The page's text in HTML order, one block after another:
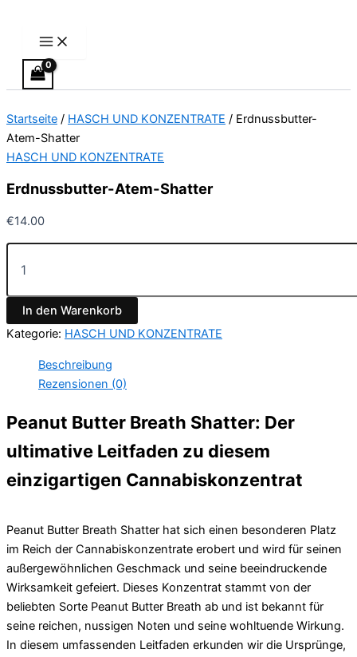
springen
Startseite / HASCH UND KONZENTRATE / Erdnussbutter-
Atem-Shatter
HASCH UND KONZENTRATE
Erdnussbutter-Atem-Shatter
€14.00
Shatter
In den Warenkorb
Kategorie: HASCH UND KONZENTRATE
Beschreibung
Rezensionen (0)
Peanut Butter Breath Shatter: Der
ultimative Leitfaden zu diesem
einzigartigen Cannabiskonzentrat
Peanut Butter Breath Shatter hat sich einen besonderen Platz
im Reich der Cannabiskonzentrate erobert und wird für seinen
außergewöhnlichen Geschmack und seine beeindruckende
Wirksamkeit gefeiert. Dieses Konzentrat stammt von der
beliebten Sorte Peanut Butter Breath ab und ist bekannt für
seine reichen, nussigen Noten und seine wohltuende Wirkung.
In diesem umfassenden Leitfaden erkunden wir die Ursprünge,
Die